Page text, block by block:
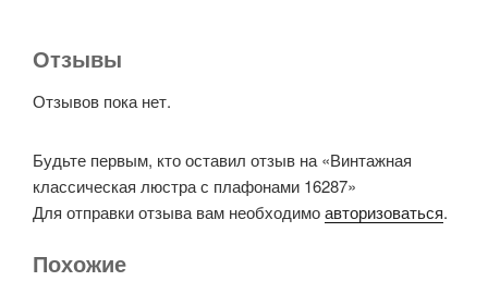
Отзывы
Отзывов пока нет.
Будьте первым, кто оставил отзыв на «Винтажная
классическая люстра с плафонами 16287»
Для отправки отзыва вам необходимоавторизоваться.
Похожие